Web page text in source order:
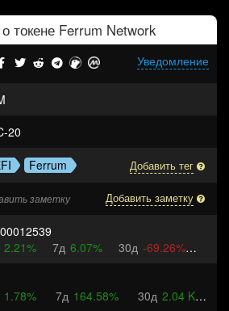
токене Ferrum Network
Уведомление
20
Ferrum Добавить тег
заметку Добавить заметку
2.21% 7д 6.07% 30д -69.26%
1.78% 7д 164.58% 30д 2.04 K%